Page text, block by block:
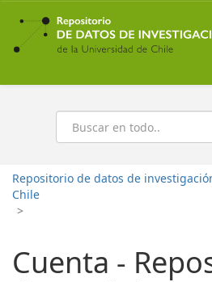
Ir
contenido
principal
Buscar
Repositorio de datos de
Chile
>
Cuenta -